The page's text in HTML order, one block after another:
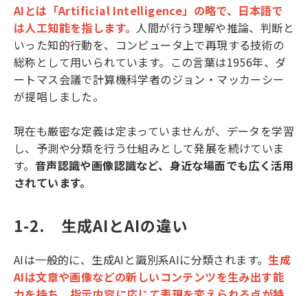
AIとは「Artificial Intelligence」の略で、日本語で
は人工知能を指します。 人間が行う理解や推論、判断と
いった知的行動を、コンピュータ上で再現する技術の
総称として用いられています。この言葉は1956年、ダ
ートマス会議で計算機科学者のジョン・マッカーシー
が提唱しました。
現在も厳密な定義は定まっていませんが、データを学習
し、予測や分類を行う仕組みとして発展を続けていま
す。 音声認識や画像認識など、身近な場面でも広く活用
されています。
1-2.　生成AIとAIの違い
AIは一般的に、生成AIと識別系AIに分類されます。生成
AIは文章や画像などの新しいコンテンツを生み出す能